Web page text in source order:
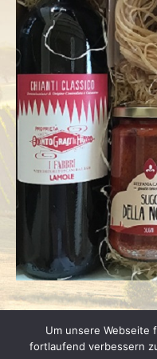
Um unsere Webseite
fortlaufend verbessern